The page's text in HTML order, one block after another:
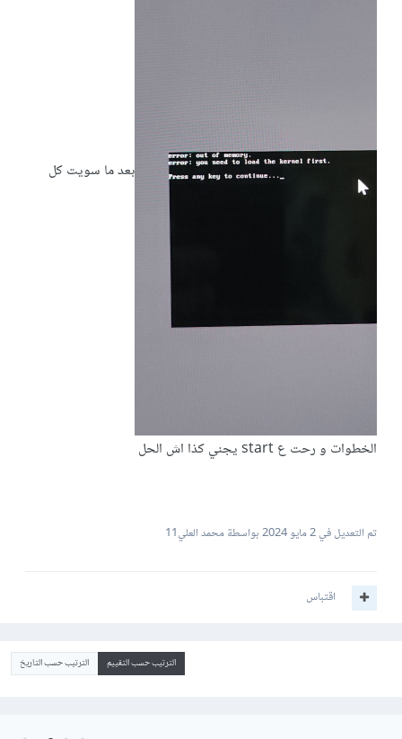
بعد ما سويت كل
الخطوات و رحت ع start يجني كذا اش الحل
تم التعديل في2 مايو 2024 بواسطة محمد العلي11
اقتباس
الترتيب حسب التقييم الترتيب حسب التاريخ